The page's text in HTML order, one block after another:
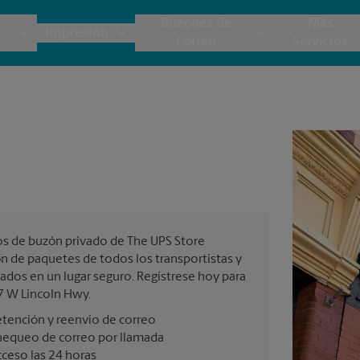
Cajas y Suministros de Mudanza
Garantía de Embalaje y Envío
de Envío y Embalaje
Tarjetas Postales
Tarjetas Comerciales
Todos los Servicios de Impresión
de buzón privado de The UPS Store
de paquetes de todos los transportistas y
en un lugar seguro. Regístrese hoy para
W Lincoln Hwy.
y reenvío de correo
de correo por llamada
las 24 horas